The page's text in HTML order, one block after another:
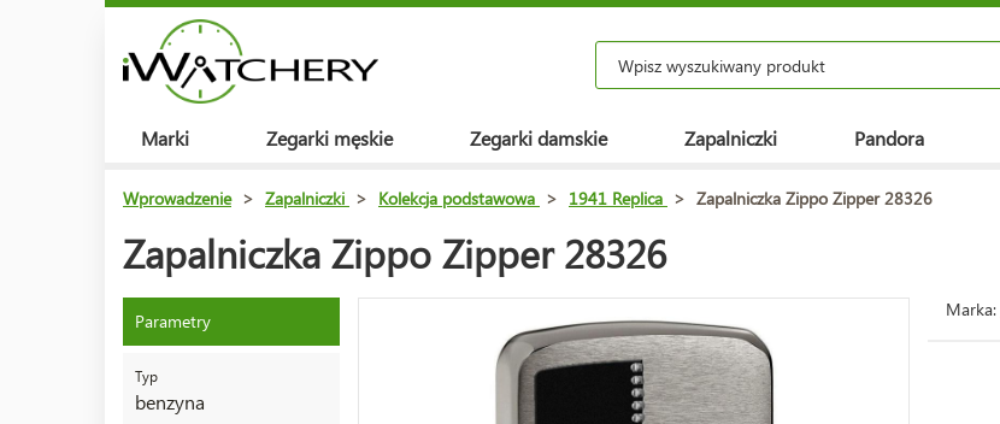
Marki Zegarki męskie Zegarki damskie Zapalniczki Pandora
Wprowadzenie > Zapalniczki > Kolekcja podstawowa > 1941 Replica > Zapalniczka Zippo Zipper 28326
Zapalniczka Zippo Zipper 28326
Parametry
Typ
benzyna
Marka: